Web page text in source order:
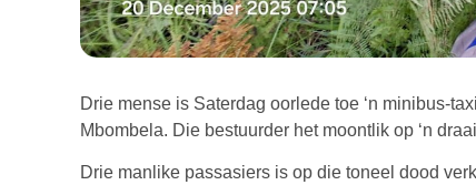
Drie mense is Saterdag oorlede toe ‘n minibus-
Mbombela. Die bestuurder het moontlik op ‘n
Drie manlike passasiers is op die toneel dood